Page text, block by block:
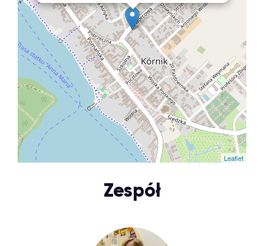
Leaflet
Zespół